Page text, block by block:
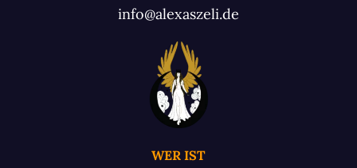
info@alexaszeli.de
WER IST